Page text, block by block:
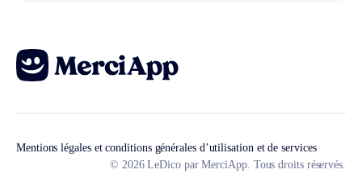
Mentions légales et conditions générales d’utilisation et de services
© 2026 LeDico par MerciApp. Tous droits réservés.